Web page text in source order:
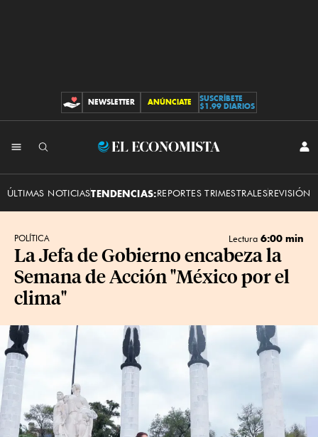
CONTRIBUCIONES
NEWSLETTER ANÚNCIATE
SUSCRÍBETE
$1.99 DIARIOS
El
ÚLTIMAS NOTICIASTENDENCIAS:REPORTES TRIMESTRALESREVISIÓN
POLÍTICA Lectura 6:00 min
La Jefa de Gobierno encabeza la
Semana de Acción "México por el
clima"